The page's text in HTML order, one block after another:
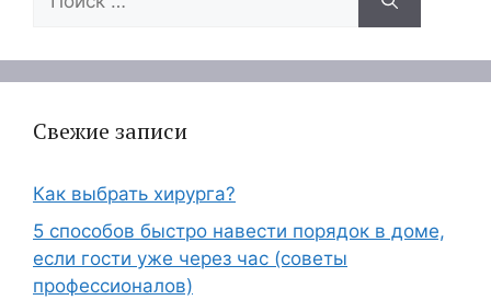
Свежие записи
Как выбрать хирурга?
5 способов быстро навести порядок в доме,
если гости уже через час (советы
профессионалов)